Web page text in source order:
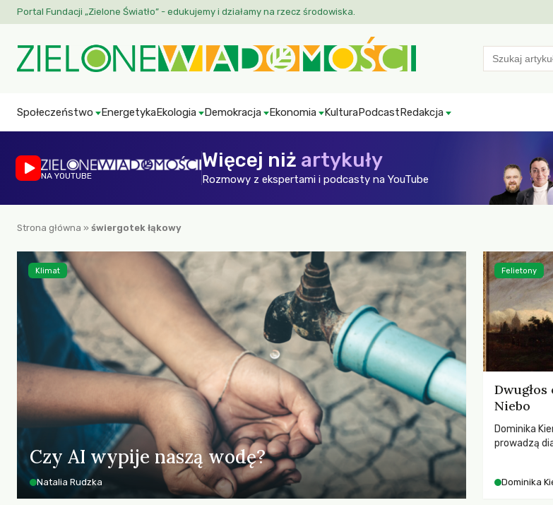
Portal Fundacji „Zielone Światło” - edukujemy i działamy na rzecz środowiska.
Search
for:
Społeczeństwo EnergetykaEkologia Demokracja Ekonomia KulturaPodcastRedakcja
NA YOUTUBE
Więcej niż artykuły
Rozmowy z ekspertami i podcasty na YouTube
Strona główna » świergotek łąkowy
Czy AI wypije naszą wodę?
Natalia Rudzka
Klimat
Niebo
Dominika
prowadzą
wrażliwość,
Dominika
Felietony